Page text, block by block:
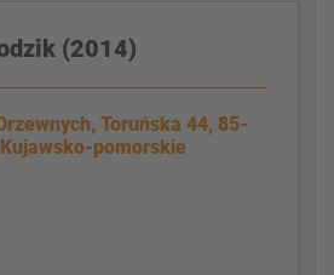
(2014)
Toruńska 44, 85-
pomorskie